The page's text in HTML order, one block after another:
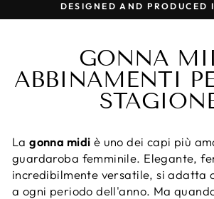
Metti
pausa
100% MADE IN
GONNA
ABBINAMENTI
Lagonna midi è uno dei capi più
guardaroba femminile. Elegante,
incredibilmente versatile, si adatta
a ogni periodo dell'anno. Ma